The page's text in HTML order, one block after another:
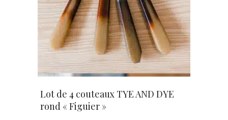
Lot de 4 couteaux TYE AND DYE
rond « Figuier »